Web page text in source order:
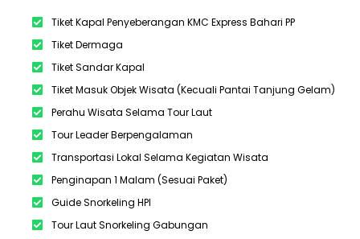
Tiket Kapal Penyeberangan KMC Express Bahari PP
Tiket Dermaga
Tiket Sandar Kapal
Tiket Masuk Objek Wisata (Kecuali Pantai Tanjung Gelam)
Perahu Wisata Selama Tour Laut
Tour Leader Berpengalaman
Transportasi Lokal Selama Kegiatan Wisata
Penginapan 1 Malam (Sesuai Paket)
Guide Snorkeling HPI
Tour Laut Snorkeling Gabungan